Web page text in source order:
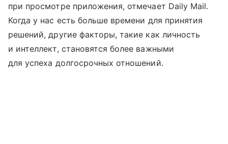
при просмотре приложения, отмечает Daily Mail.
Когда у нас есть больше времени для принятия
решений, другие факторы, такие как личность
и интеллект, становятся более важными
для успеха долгосрочных отношений.